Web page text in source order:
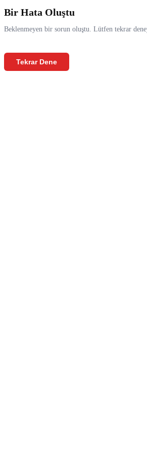
Bir Hata Oluştu
Beklenmeyen bir sorun oluştu. Lütfen tekrar
Tekrar Dene